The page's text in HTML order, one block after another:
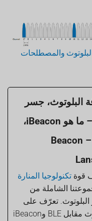
والمصطلحات
البلوتوث، جسر
BLE – ما هو iBeacon،
مدى Beacon –
قوة تكنولوجيا المنارة
الشاملة من
تعرّف على
البلوتوث مقابل BLE وiBeacon